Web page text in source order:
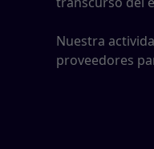
Nuestra
proveedores